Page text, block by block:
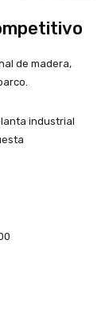
de madera,
industrial